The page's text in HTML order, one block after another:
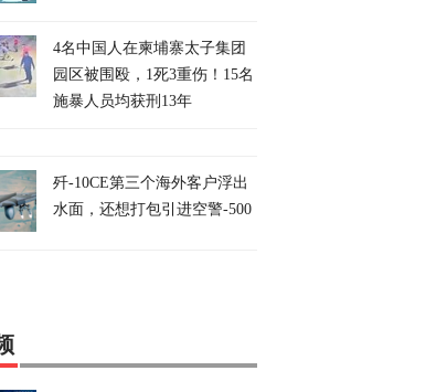
4名中国人在柬埔寨太子集团
园区被围殴，1死3重伤！15名
施暴人员均获刑13年
歼-10CE第三个海外客户浮出
水面，还想打包引进空警-500